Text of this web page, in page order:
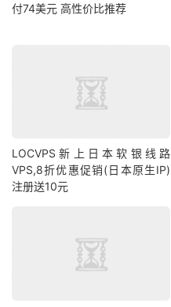
付74美元 高性价比推荐
LOCVPS新上日本软银线路
VPS,8折优惠促销(日本原生IP)
注册送10元